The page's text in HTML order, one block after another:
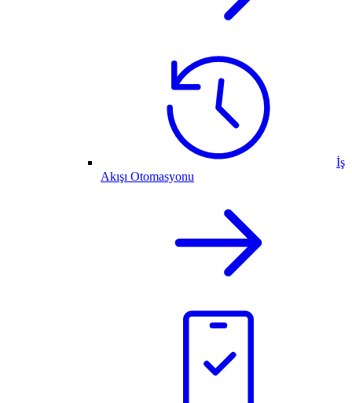
İş
Akışı Otomasyonu